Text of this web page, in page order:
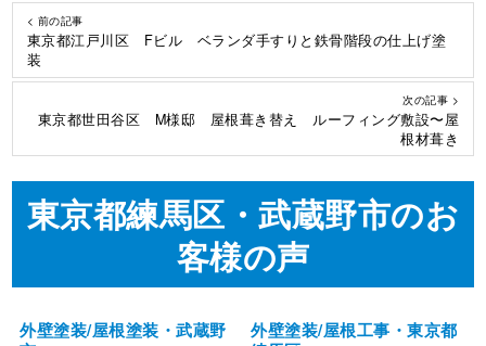
< 前の記事
東京都江戸川区 Fビル ベランダ手すりと鉄骨階段の仕上げ塗
装
次の記事 >
東京都世田谷区 M様邸 屋根葺き替え ルーフィング敷設〜屋
根材葺き
東京都練馬区・武蔵野市のお
客様の声
外壁塗装/屋根塗装・武蔵野
外壁塗装/屋根工事・東京都